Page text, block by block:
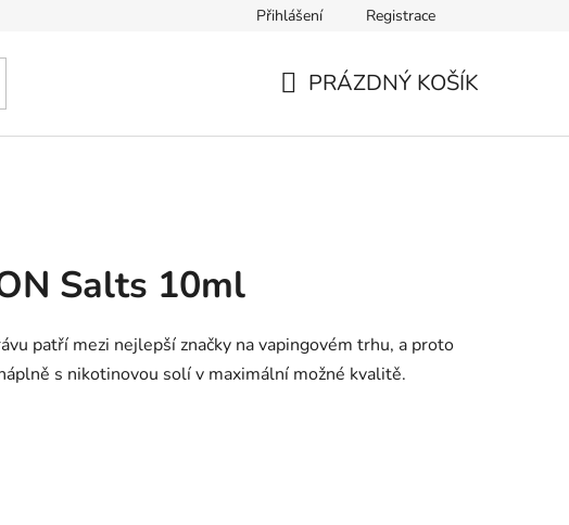
Zásady zpracování osobních údajů
Přihlášení Registrace
PRÁZDNÝ KOŠÍK
Salts 10ml
patří mezi nejlepší značky na vapingovém trhu, a proto
s nikotinovou solí v maximální možné kvalitě.